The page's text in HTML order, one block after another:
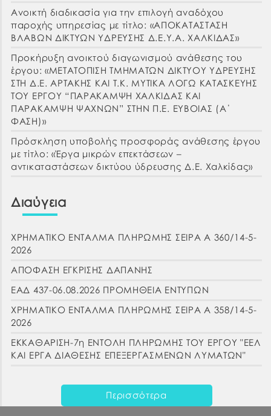
Ανοικτή διαδικασία για την επιλογή αναδόχου
παροχής υπηρεσίας με τίτλο: «ΑΠΟΚΑΤΑΣΤΑΣΗ
ΒΛΑΒΩΝ ΔΙΚΤΥΩΝ ΥΔΡΕΥΣΗΣ Δ.Ε.Υ.Α. ΧΑΛΚΙΔΑΣ»
Προκήρυξη ανοικτού διαγωνισμού ανάθεσης του
έργου: «ΜΕΤΑΤΟΠΙΣΗ ΤΜΗΜΑΤΩΝ ΔΙΚΤΥΟΥ ΥΔΡΕΥΣΗΣ
ΣΤΗ Δ.Ε. ΑΡΤΑΚΗΣ ΚΑΙ Τ.Κ. ΜΥΤΙΚΑ ΛΟΓΩ ΚΑΤΑΣΚΕΥΗΣ
ΤΟΥ ΕΡΓΟΥ “ΠΑΡΑΚΑΜΨΗ ΧΑΛΚΙΔΑΣ ΚΑΙ
ΠΑΡΑΚΑΜΨΗ ΨΑΧΝΩΝ” ΣΤΗΝ Π.Ε. ΕΥΒΟΙΑΣ (Α΄
ΦΑΣΗ)»
Πρόσκληση υποβολής προσφοράς ανάθεσης έργου
με τίτλο: «Έργα μικρών επεκτάσεων –
αντικαταστάσεων δικτύου ύδρευσης Δ.Ε. Χαλκίδας»
Διαύγεια
ΧΡΗΜΑΤΙΚΟ ΕΝΤΑΛΜΑ ΠΛΗΡΩΜΗΣ ΣΕΙΡΑ Α 360/14-5-
2026
ΑΠΟΦΑΣΗ ΕΓΚΡΙΣΗΣ ΔΑΠΑΝΗΣ
ΕΑΔ 437-06.08.2026 ΠΡΟΜΗΘΕΙΑ ΕΝΤΥΠΩΝ
ΧΡΗΜΑΤΙΚΟ ΕΝΤΑΛΜΑ ΠΛΗΡΩΜΗΣ ΣΕΙΡΑ Α 358/14-5-
2026
ΕΚΚΑΘΑΡΙΣΗ-7η ΕΝΤΟΛΗ ΠΛΗΡΩΜΗΣ ΤΟΥ ΕΡΓΟΥ "ΕΕΛ
ΚΑΙ ΕΡΓΑ ΔΙΑΘΕΣΗΣ ΕΠΕΞΕΡΓΑΣΜΕΝΩΝ ΛΥΜΑΤΩΝ"
Περισσότερα